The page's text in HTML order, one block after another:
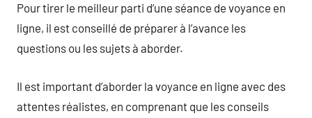
Pour tirer le meilleur parti d’une séance de voyance en
ligne, il est conseillé de préparer à l’avance les
questions ou les sujets à aborder.
Il est important d’aborder la voyance en ligne avec des
attentes réalistes, en comprenant que les conseils